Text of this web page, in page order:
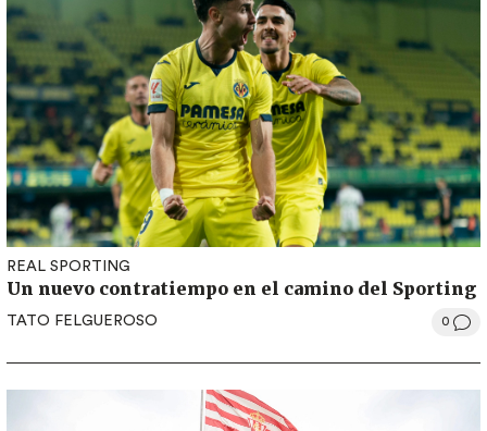
REAL SPORTING
Un nuevo contratiempo en el camino del Sporting
TATO FELGUEROSO 0